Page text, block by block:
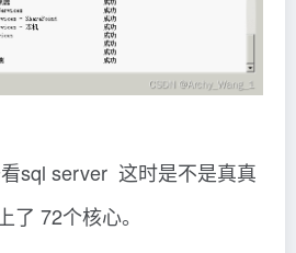
sql server 这时是不是真真
了 72个核心。